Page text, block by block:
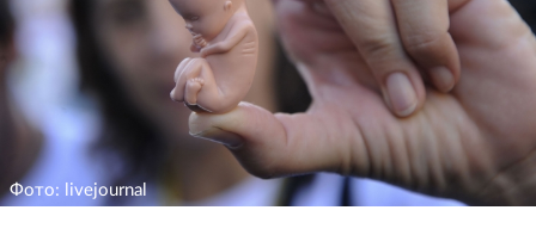
Фото: livejournal